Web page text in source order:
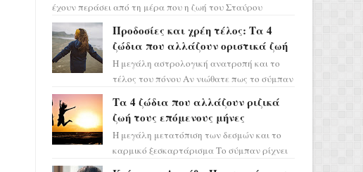
έχουν περάσει από τη μέρα που η ζωή του Σταύρου
Φλώρου άλλαξε για πάντα. Ο πρώην...
Προδοσίες και χρέη τέλος: Τα 4
ζώδια που αλλάζουν οριστικά ζωή
Η μεγάλη αστρολογική ανατροπή και το
τέλος του πόνου Αν νιώθατε πως το σύμπαν
πάρετε μια βαθιά α...
Τα 4 ζώδια που αλλάζουν ριζικά
ζωή τους επόμενους μήνες
Η μεγάλη μετατόπιση των δεσμών και το
καρμικό ξεσκαρτάρισμα Το σύμπαν ρίχνει